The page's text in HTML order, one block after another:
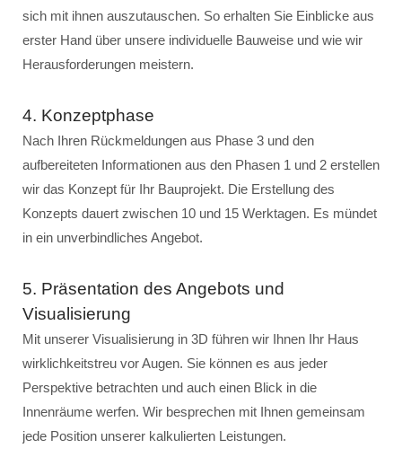
sich mit ihnen auszutauschen. So erhalten Sie Einblicke aus
erster Hand über unsere individuelle Bauweise und wie wir
Herausforderungen meistern.
4. Konzeptphase
Nach Ihren Rückmeldungen aus Phase 3 und den
aufbereiteten Informationen aus den Phasen 1 und 2 erstellen
wir das Konzept für Ihr Bauprojekt. Die Erstellung des
Konzepts dauert zwischen 10 und 15 Werktagen. Es mündet
in ein unverbindliches Angebot.
5. Präsentation des Angebots und
Visualisierung
Mit unserer Visualisierung in 3D führen wir Ihnen Ihr Haus
wirklichkeitstreu vor Augen. Sie können es aus jeder
Perspektive betrachten und auch einen Blick in die
Innenräume werfen. Wir besprechen mit Ihnen gemeinsam
jede Position unserer kalkulierten Leistungen.